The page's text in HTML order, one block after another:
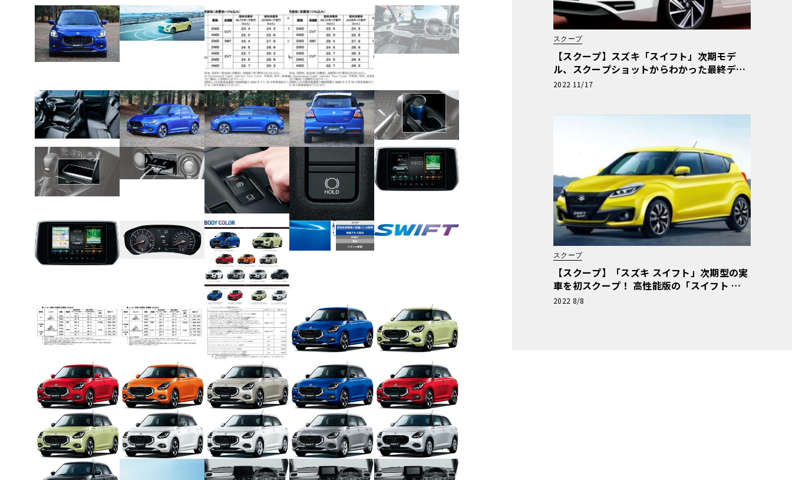
スクープ
【スクープ】スズキ「スイフト」次期モデ
ル、スクープショットからわかった最終デザ
インを大公開！
2022 11/17
スクープ
【スクープ】「スズキ スイフト」次期型の実
車を初スクープ！ 高性能版の「スイフト ス
ポーツ」もあるぞ！
2022 8/8